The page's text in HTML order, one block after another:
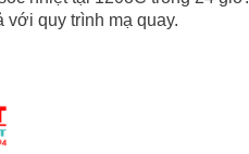
với quy trình mạ quay.